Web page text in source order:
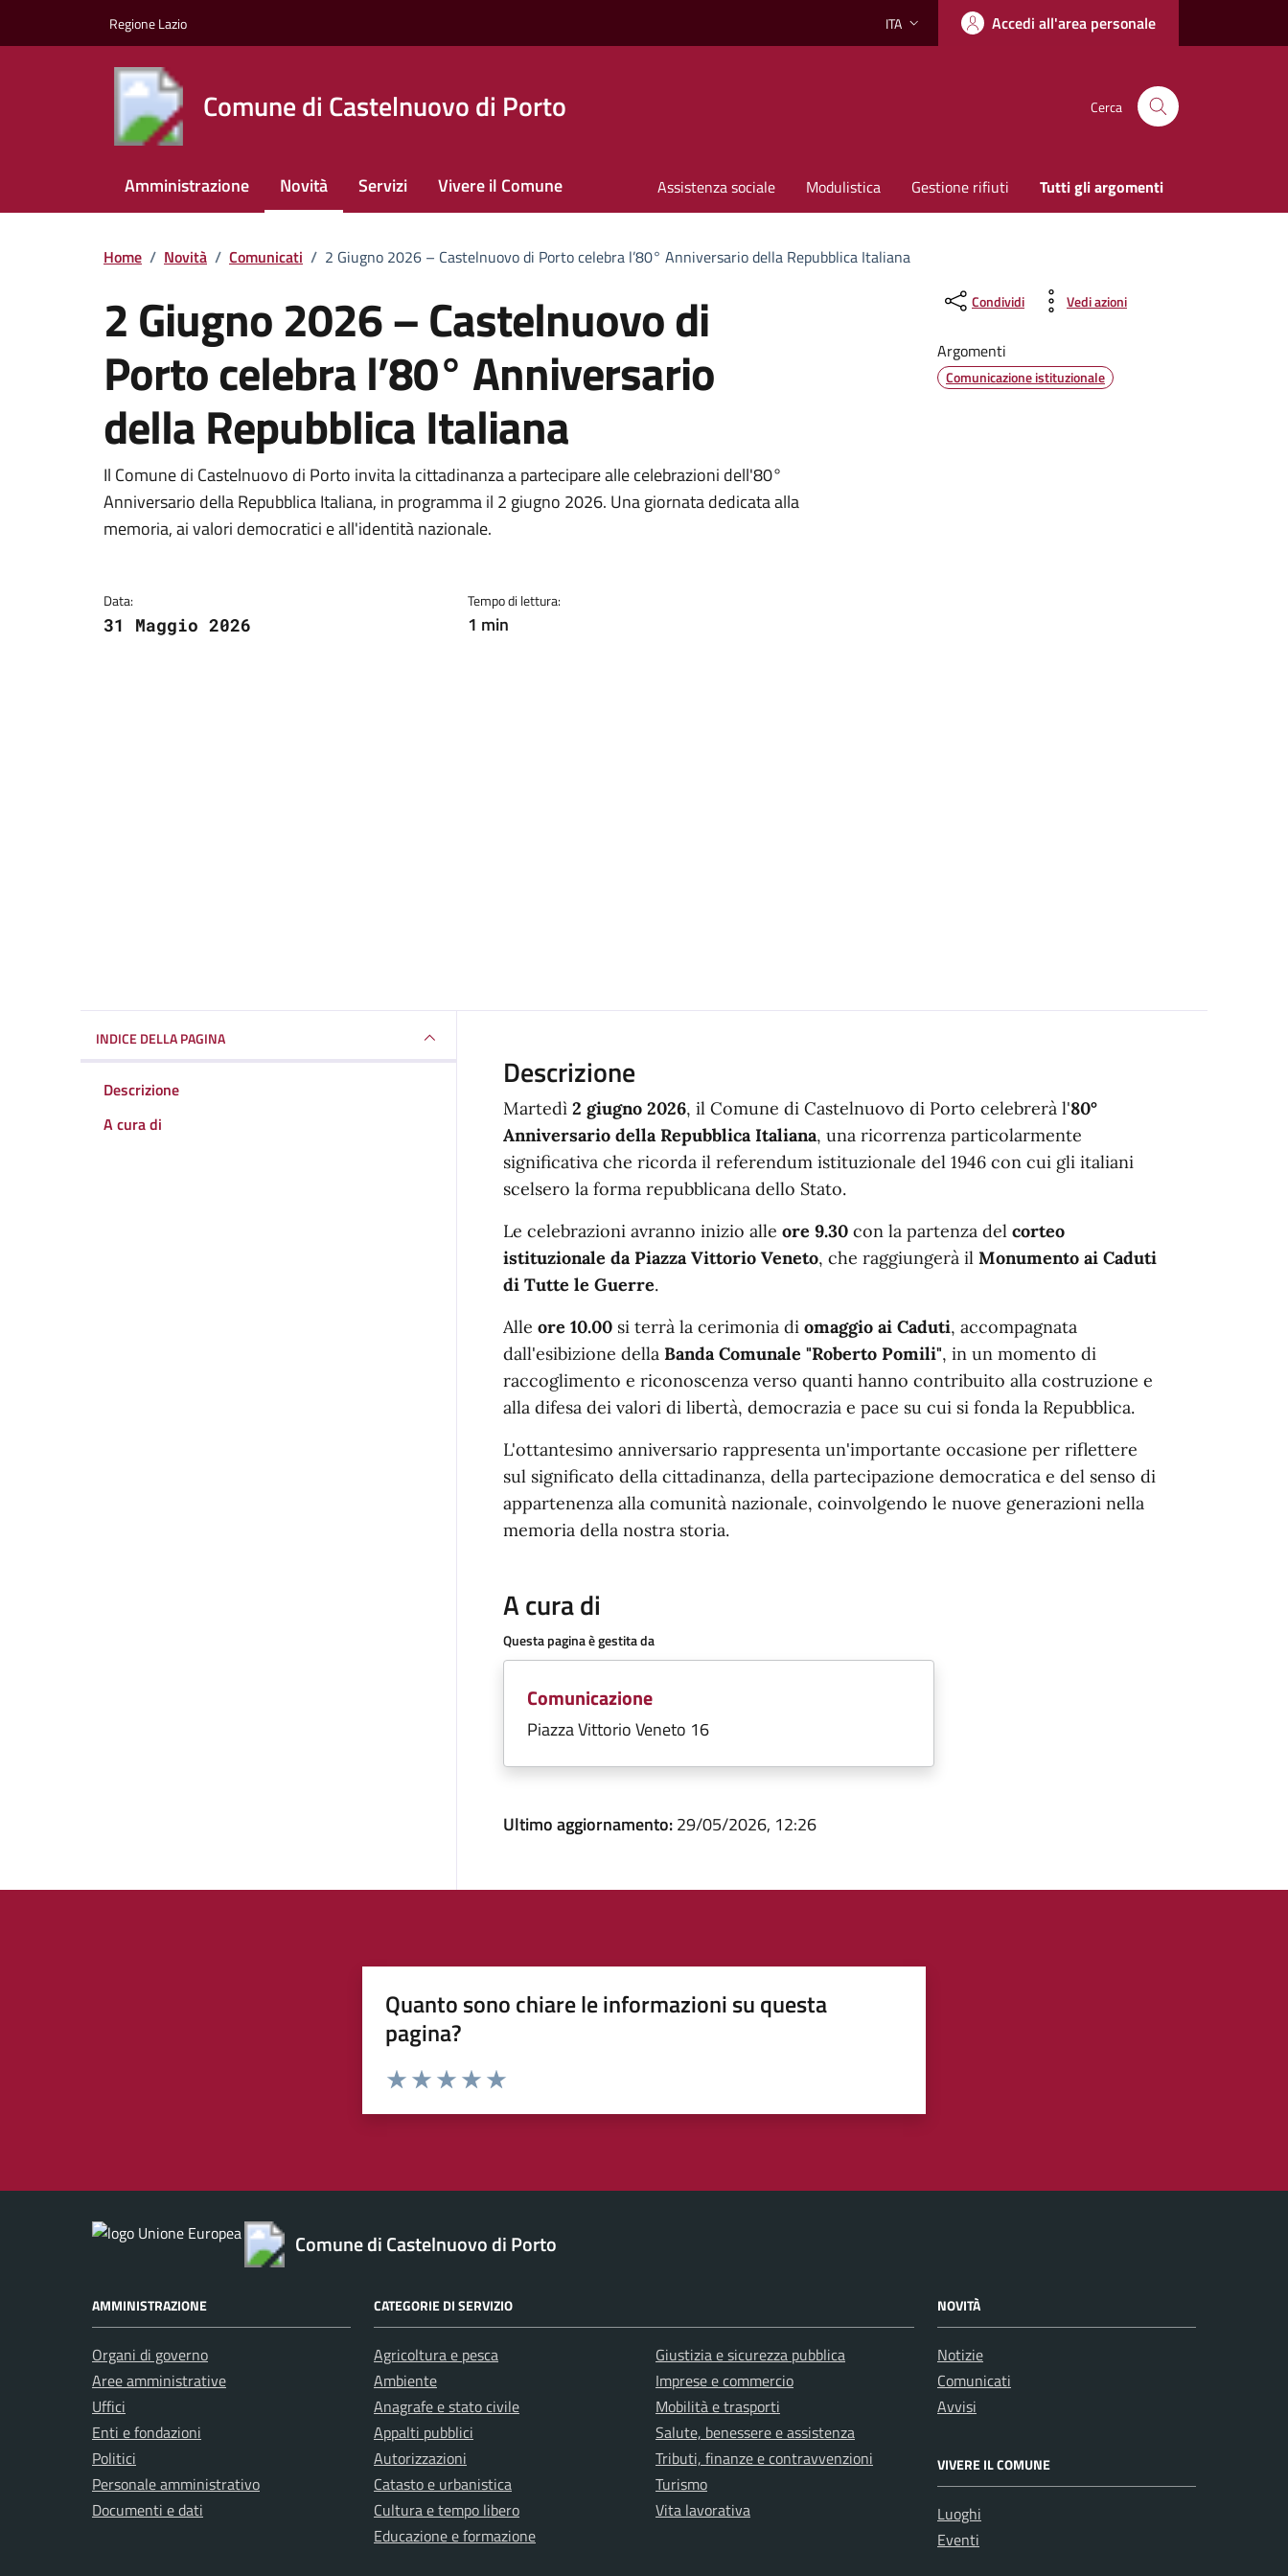
Regione Lazio Lingua attiva:
ITA Accedi all'area personale
Comune di Castelnuovo di Porto Cerca
Amministrazione Novità Servizi Vivere il Comune Assistenza sociale Modulistica Gestione rifiuti Tutti gli argomenti
Home / Novità / Comunicati / 2 Giugno 2026 – Castelnuovo di Porto celebra l’80° Anniversario della Repubblica Italiana
2 Giugno 2026 – Castelnuovo di
Porto celebra l’80° Anniversario
della Repubblica Italiana
Dettagli della notizia
Il Comune di Castelnuovo di Porto invita la cittadinanza a partecipare alle celebrazioni dell'80°
Anniversario della Repubblica Italiana, in programma il 2 giugno 2026. Una giornata dedicata alla
memoria, ai valori democratici e all'identità nazionale.
Data:
31 Maggio 2026
Tempo di lettura:
1 min
Condividi Vedi azioni
Argomenti
Comunicazione istituzionale
INDICE DELLA PAGINA
Descrizione
A cura di
Descrizione
Martedì 2 giugno 2026, il Comune di Castelnuovo di Porto celebrerà l'80°
Anniversario della Repubblica Italiana, una ricorrenza particolarmente
significativa che ricorda il referendum istituzionale del 1946 con cui gli italiani
scelsero la forma repubblicana dello Stato.
Le celebrazioni avranno inizio alle ore 9.30 con la partenza del corteo
istituzionale da Piazza Vittorio Veneto, che raggiungerà il Monumento ai Caduti
di Tutte le Guerre.
Alle ore 10.00 si terrà la cerimonia di omaggio ai Caduti, accompagnata
dall'esibizione della Banda Comunale "Roberto Pomili", in un momento di
raccoglimento e riconoscenza verso quanti hanno contribuito alla costruzione e
alla difesa dei valori di libertà, democrazia e pace su cui si fonda la Repubblica.
L'ottantesimo anniversario rappresenta un'importante occasione per riflettere
sul significato della cittadinanza, della partecipazione democratica e del senso di
appartenenza alla comunità nazionale, coinvolgendo le nuove generazioni nella
memoria della nostra storia.
A cura di
Questa pagina è gestita da
Comunicazione
Piazza Vittorio Veneto 16
Ultimo aggiornamento:29/05/2026, 12:26
Quanto sono chiare le informazioni su questa
pagina?
Comune di Castelnuovo di Porto
AMMINISTRAZIONE
Organi di governo
Aree amministrative
Uffici
Enti e fondazioni
Politici
Personale amministrativo
Documenti e dati
CATEGORIE DI SERVIZIO
Agricoltura e pesca
Ambiente
Anagrafe e stato civile
Appalti pubblici
Autorizzazioni
Catasto e urbanistica
Cultura e tempo libero
Educazione e formazione
Giustizia e sicurezza pubblica
Imprese e commercio
Mobilità e trasporti
Salute, benessere e assistenza
Tributi, finanze e contravvenzioni
Turismo
Vita lavorativa
NOVITÀ
Notizie
Comunicati
Avvisi
VIVERE IL COMUNE
Luoghi
Eventi